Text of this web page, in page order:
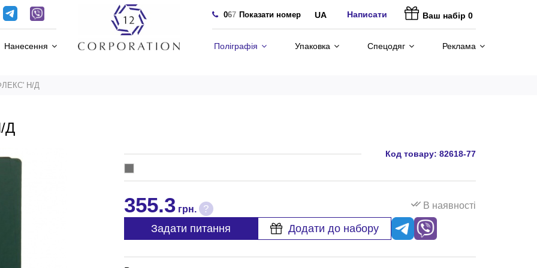
067 Показати номер UA Написати Ваш набір 0
Нанесення Поліграфія Упаковка Спецодяг Реклама
Н/Д
Д
Код товару: 82618-77
355.3грн. ? В наявності
Задати питання Додати до набору